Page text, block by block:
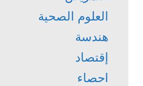
العلوم الصحية
هندسة
إقتصاد
احصاء